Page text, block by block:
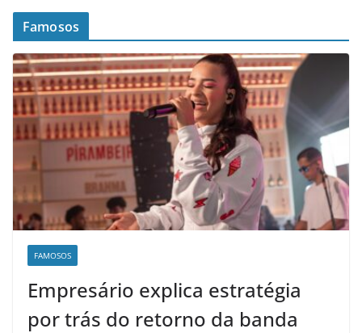
Famosos
FAMOSOS
Empresário explica estratégia
por trás do retorno da banda